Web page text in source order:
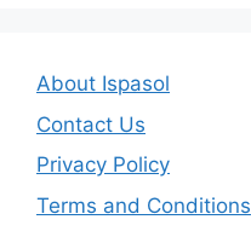
About Ispasol
Contact Us
Privacy Policy
Terms and Conditions